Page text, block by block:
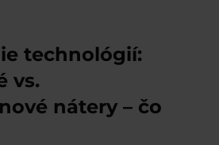
technológií:
vs.
nátery – čo